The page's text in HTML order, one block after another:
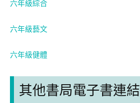
六年級綜合
六年級藝文
六年級健體
其他書局電子書連結